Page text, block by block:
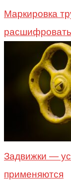
Маркировка
расшифровать
Задвижки —
применяются